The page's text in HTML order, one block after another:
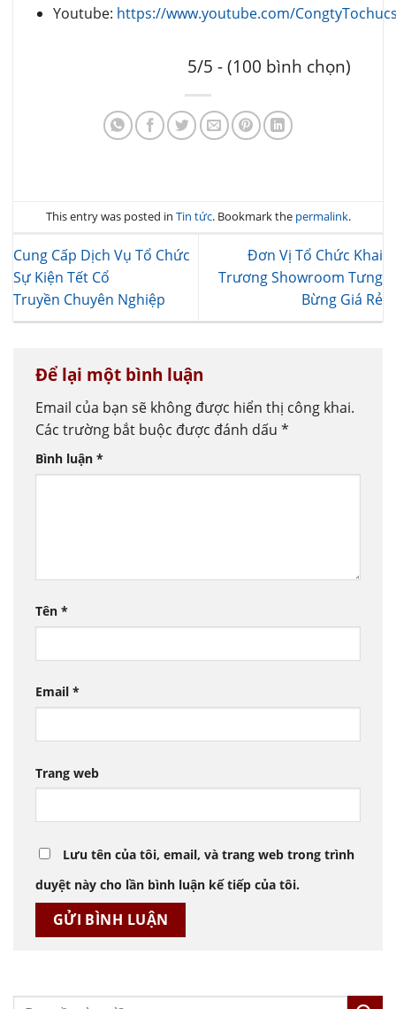
Youtube: https://www.youtube.com/
5/5 - (100 bình chọn)
This entry was posted in Tin tức. Bookmark the permalink.
Cung Cấp Dịch Vụ Tổ Chức
Sự Kiện Tết Cổ
Truyền Chuyên Nghiệp
Đơn Vị Tổ Chức Khai
Trương Showroom Tưng
Bừng Giá Rẻ
Để lại một bình luận
Email của bạn sẽ không được hiển thị công khai.
Các trường bắt buộc được đánh dấu *
Bình luận *
Tên *
Email *
Trang web
Lưu tên của tôi, email, và trang web trong trình
duyệt này cho lần bình luận kế tiếp của tôi.